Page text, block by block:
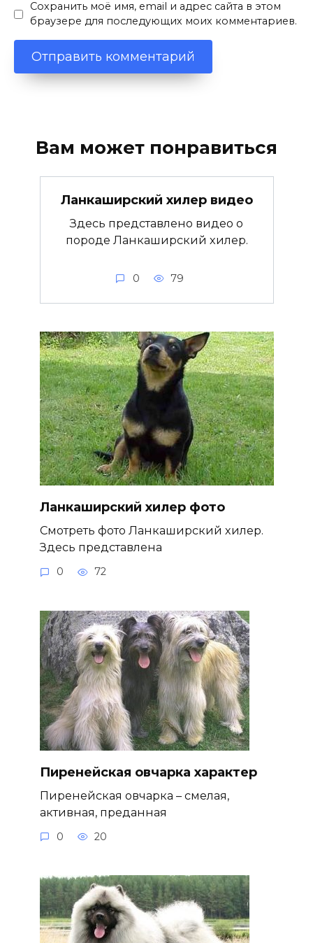
Сохранить моё имя, email и адрес сайта в этом
браузере для последующих моих комментариев.
Вам может понравиться
Ланкаширский хилер видео
Здесь представлено видео о
породе Ланкаширский хилер.
0 79
Ланкаширский хилер фото
Смотреть фото Ланкаширский хилер.
Здесь представлена
0 72
Пиренейская овчарка характер
Пиренейская овчарка – смелая,
активная, преданная
0 20